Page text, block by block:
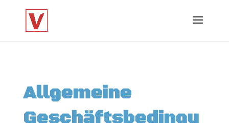
Allgemeine
Geschäftsbedingu